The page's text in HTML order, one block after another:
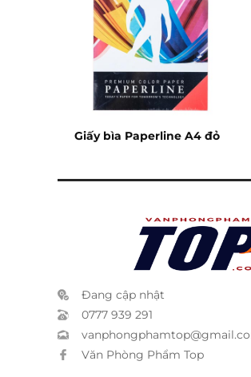
Giấy bìa Paperline A4 đỏ
Đang cập nhật
0777 939 291
Văn Phòng Phẩm Top